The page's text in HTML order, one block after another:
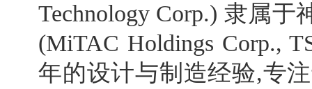
Technology Corp.) 隶属
(MiTAC Holdings Corp.,
年的设计与制造经验,专